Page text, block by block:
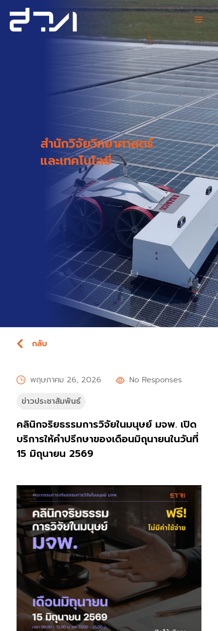
content
Main
สำนักวิจัยวิทยาศาสตร์
และเทคโนโลยี
กลับ
พฤษภาคม 26, 2026
No Responses
ข่าวประชาสัมพันธ์
คลินิกจริยธรรมการวิจัยในมนุษย์ มจพ. เปิด
บริการให้คำปรึกษาของเดือนมิถุนายนในวันที่
15 มิถุนายน 2569